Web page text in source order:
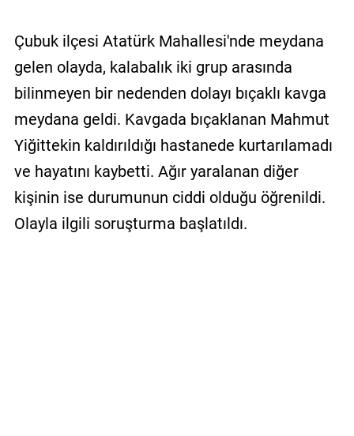
İletişim
Gizlilik
Politikası
Çubuk ilçesi Atatürk Mahallesi'nde meydana
gelen olayda, kalabalık iki grup arasında
bilinmeyen bir nedenden dolayı bıçaklı kavga
meydana geldi. Kavgada bıçaklanan Mahmut
Yiğittekin kaldırıldığı hastanede kurtarılamadı
ve hayatını kaybetti. Ağır yaralanan diğer
kişinin ise durumunun ciddi olduğu öğrenildi.
Olayla ilgili soruşturma başlatıldı.